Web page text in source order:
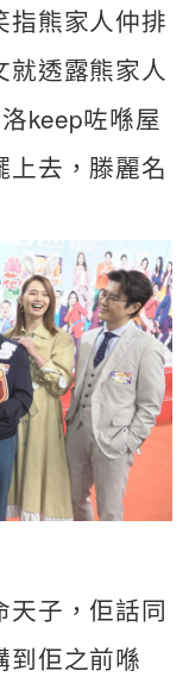
指熊家人仲排
透露熊家人
keep咗喺屋
去，滕麗名
子，佢話同
到佢之前喺